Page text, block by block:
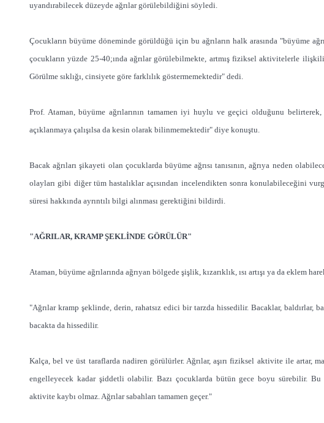
uyandırabilecek düzeyde ağrılar görülebildiğini söyledi.
Çocukların büyüme döneminde görüldüğü için bu ağrıların halk arasında "büyüme
çocukların yüzde 25-40;ında ağrılar görülebilmekte, artmış fiziksel aktivitelerle
Görülme sıklığı, cinsiyete göre farklılık göstermemektedir" dedi.
Prof. Ataman, büyüme ağrılarının tamamen iyi huylu ve geçici olduğunu
açıklanmaya çalışılsa da kesin olarak bilinmemektedir" diye konuştu.
Bacak ağrıları şikayeti olan çocuklarda büyüme ağrısı tanısının, ağrıya neden
olayları gibi diğer tüm hastalıklar açısından incelendikten sonra konulabileceğini
süresi hakkında ayrıntılı bilgi alınması gerektiğini bildirdi.
"AĞRILAR, KRAMP ŞEKLİNDE GÖRÜLÜR"
Ataman, büyüme ağrılarında ağrıyan bölgede şişlik, kızarıklık, ısı artışı ya da eklem
"Ağrılar kramp şeklinde, derin, rahatsız edici bir tarzda hissedilir. Bacaklar, baldırlar,
bacakta da hissedilir.
Kalça, bel ve üst taraflarda nadiren görülürler. Ağrılar, aşırı fiziksel aktivite ile artar,
engelleyecek kadar şiddetli olabilir. Bazı çocuklarda bütün gece boyu sürebilir.
aktivite kaybı olmaz. Ağrılar sabahları tamamen geçer."